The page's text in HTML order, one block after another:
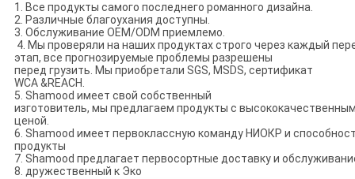
1. Все продукты самого последнего романного дизайна.
2. Различные благоухания доступны.
3. Обслуживание OEM/ODM приемлемо.
4. Мы проверяли на наших продуктах строго через каждый
этап, все прогнозируемые проблемы разрешены
перед грузить. Мы приобретали SGS, MSDS, сертификат
WCA &REACH.
5. Shamood имеет свой собственный
изготовитель, мы предлагаем продукты с
ценой.
6. Shamood имеет первоклассную команду НИОКР и
продукты
7. Shamood предлагает первосортные доставку и
8. дружественный к Эко